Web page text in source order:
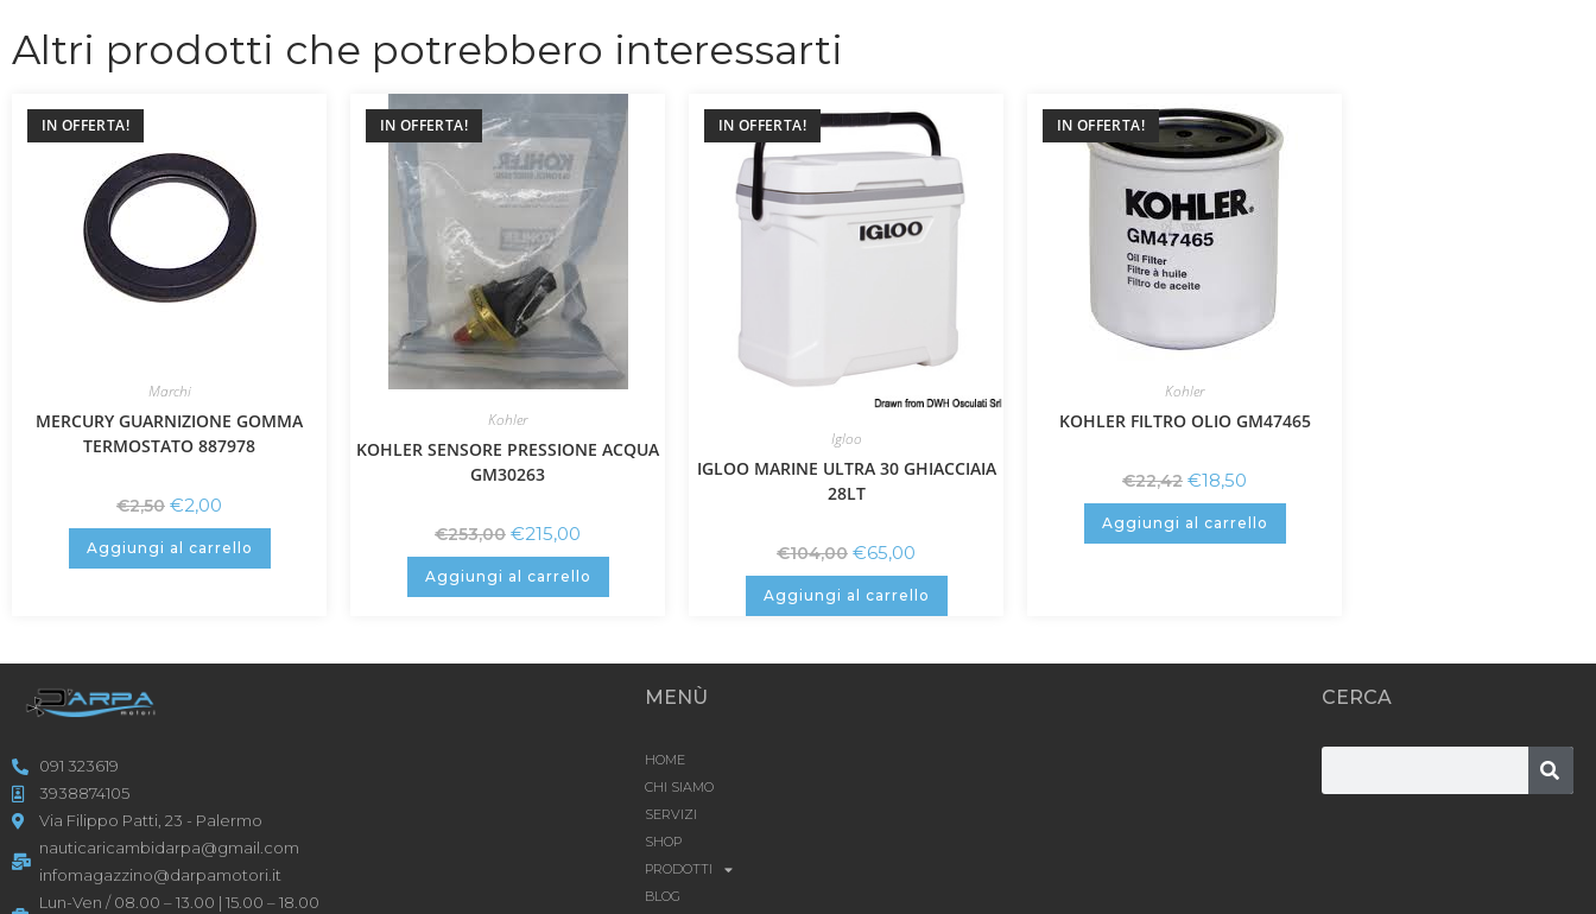
Altri prodotti che potrebbero interessarti
IN OFFERTA!
Marchi
MERCURY GUARNIZIONE GOMMA
TERMOSTATO 887978
€2,50 €2,00
Aggiungi al carrello
IN OFFERTA!
Kohler
KOHLER SENSORE PRESSIONE ACQUA
GM30263
€253,00 €215,00
Aggiungi al carrello
IN OFFERTA!
Igloo
IGLOO MARINE ULTRA 30 GHIACCIAIA
28LT
€104,00 €65,00
Aggiungi al carrello
IN OFFERTA!
Kohler
KOHLER FILTRO OLIO GM47465
€22,42 €18,50
Aggiungi al carrello
091 323619
3938874105
Via Filippo Patti, 23 - Palermo
nauticaricambidarpa@gmail.com
infomagazzino@darpamotori.it
Lun-Ven / 08.00 – 13.00 | 15.00 – 18.00
MENÙ
HOME
CHI SIAMO
SERVIZI
SHOP
PRODOTTI
BLOG
CERCA